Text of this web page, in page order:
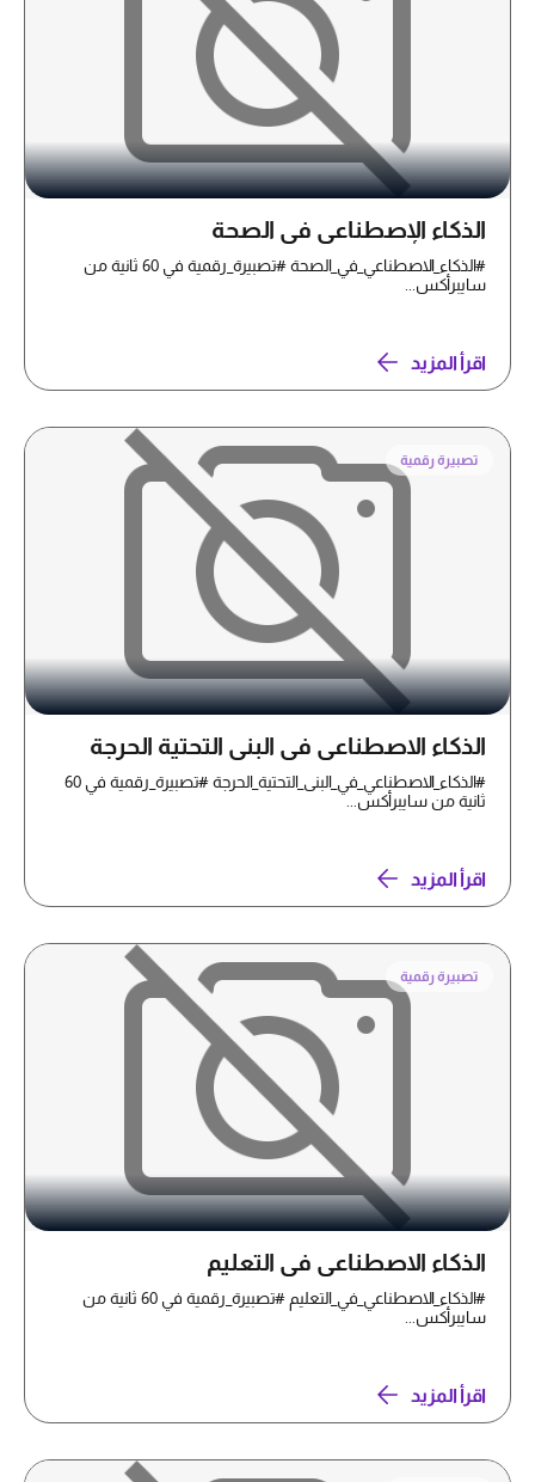
الذكاء الإصطناعي في الصحة
#الذكاء_الاصطناعي_في_الصحة #تصبيرة_رقمية في 60 ثانية من
سايبرأكس...
اقرأ المزيد
تصبيرة رقمية
الذكاء الاصطناعي في البنى التحتية الحرجة
#الذكاء_الاصطناعي_في_البنى_التحتية_الحرجة #تصبيرة_رقمية في 60
ثانية من سايبرأكس...
اقرأ المزيد
تصبيرة رقمية
الذكاء الاصطناعي في التعليم
#الذكاء_الاصطناعي_في_التعليم #تصبيرة_رقمية في 60 ثانية من
سايبرأكس...
اقرأ المزيد